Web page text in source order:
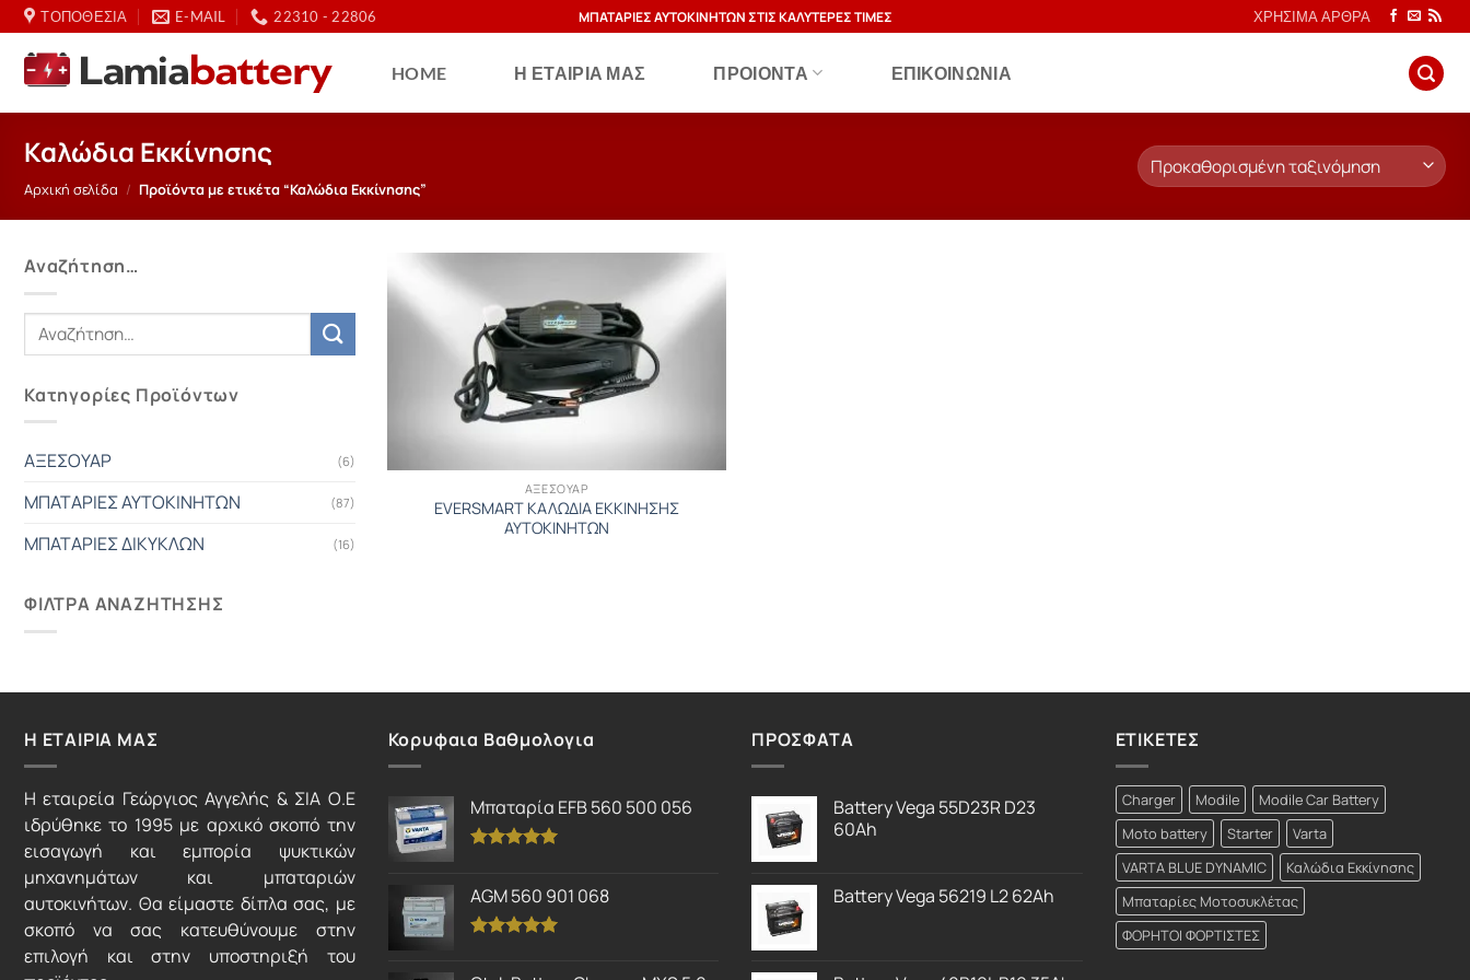
Μετάβαση
στο
περιεχόμενο
ΤΟΠΟΘΕΣΙΑ E-MAIL 22310 - 22806 ΜΠΑΤΑΡΙΕΣ ΑΥΤΟΚΙΝΗΤΩΝ ΣΤΙΣ ΚΑΛΥΤΕΡΕΣ ΤΙΜΕΣ ΧΡΗΣΙΜΑ ΑΡΘΡΑ
HOME Η ΕΤΑΙΡΊΑ ΜΑΣ ΠΡΟΙΟΝΤΑ ΕΠΙΚΟΙΝΩΝΙΑ
Καλώδια Εκκίνησης
Αρχική σελίδα / Προϊόντα με ετικέτα “Καλώδια Εκκίνησης”
Αναζήτηση…
Αναζήτηση
Κατηγορίες Προϊόντων
ΑΞΕΣΟΥΑΡ (6)
ΜΠΑΤΑΡΙΕΣ ΑΥΤΟΚΙΝΗΤΩΝ (87)
ΜΠΑΤΑΡΙΕΣ ΔΙΚΥΚΛΩΝ (16)
ΦΙΛΤΡΑ ΑΝΑΖΗΤΗΣΗΣ
ΑΞΕΣΟΥΑΡ
EVERSMART ΚΑΛΩΔΙΑ ΕΚΚΙΝΗΣΗΣ
ΑΥΤΟΚΙΝΗΤΩΝ
Η ΕΤΑΙΡΙΑ ΜΑΣ
Η εταιρεία Γεώργιος Αγγελής & ΣΙΑ Ο.Ε
ιδρύθηκε το 1995 με αρχικό σκοπό την
εισαγωγή και εμπορία ψυκτικών
μηχανημάτων και μπαταριών
αυτοκινήτων. Θα είμαστε δίπλα σας, με
σκοπό να σας κατευθύνουμε στην
επιλογή και στην υποστηριξή του
Κορυφαια Βαθμολογια
Μπαταρία EFB 560 500 056
από 5
AGM 560 901 068
ΠΡΟΣΦΑΤΑ
Battery Vega 55D23R D23
60Ah
Battery Vega 56219 L2 62Ah
ΕΤΙΚΕΤΕΣ
Charger Modile
Modile Car Battery
Moto battery
Starter
Varta
VARTA BLUE DYNAMIC
Καλώδια Εκκίνησης
Μπαταρίες Μοτοσυκλέτας
ΦΟΡΗΤΟΙ ΦΟΡΤΙΣΤΕΣ